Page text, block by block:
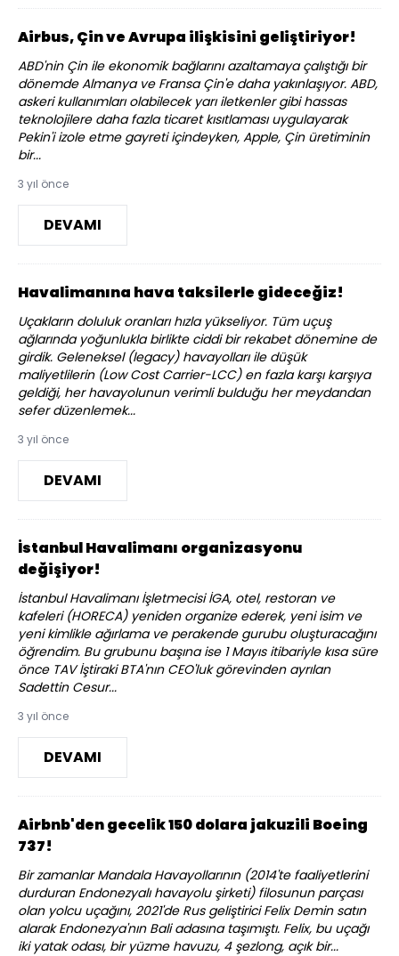
Airbus, Çin ve Avrupa ilişkisini geliştiriyor!
ABD'nin Çin ile ekonomik bağlarını azaltamaya çalıştığı bir
dönemde Almanya ve Fransa Çin'e daha yakınlaşıyor. ABD,
askeri kullanımları olabilecek yarı iletkenler gibi hassas
teknolojilere daha fazla ticaret kısıtlaması uygulayarak
Pekin'i izole etme gayreti içindeyken, Apple, Çin üretiminin
bir...
3 yıl önce
DEVAMI
Havalimanına hava taksilerle gideceğiz!
Uçakların doluluk oranları hızla yükseliyor. Tüm uçuş
ağlarında yoğunlukla birlikte ciddi bir rekabet dönemine de
girdik. Geleneksel (legacy) havayolları ile düşük
maliyetlilerin (Low Cost Carrier-LCC) en fazla karşı karşıya
geldiği, her havayolunun verimli bulduğu her meydandan
sefer düzenlemek...
3 yıl önce
DEVAMI
İstanbul Havalimanı organizasyonu
değişiyor!
İstanbul Havalimanı İşletmecisi İGA, otel, restoran ve
kafeleri (HORECA) yeniden organize ederek, yeni isim ve
yeni kimlikle ağırlama ve perakende gurubu oluşturacağını
öğrendim. Bu grubunu başına ise 1 Mayıs itibariyle kısa süre
önce TAV İştiraki BTA'nın CEO'luk görevinden ayrılan
Sadettin Cesur...
3 yıl önce
DEVAMI
Airbnb'den gecelik 150 dolara jakuzili Boeing
737!
Bir zamanlar Mandala Havayollarının (2014'te faaliyetlerini
durduran Endonezyalı havayolu şirketi) filosunun parçası
olan yolcu uçağını, 2021'de Rus geliştirici Felix Demin satın
alarak Endonezya'nın Bali adasına taşımıştı. Felix, bu uçağı
iki yatak odası, bir yüzme havuzu, 4 şezlong, açık bir...